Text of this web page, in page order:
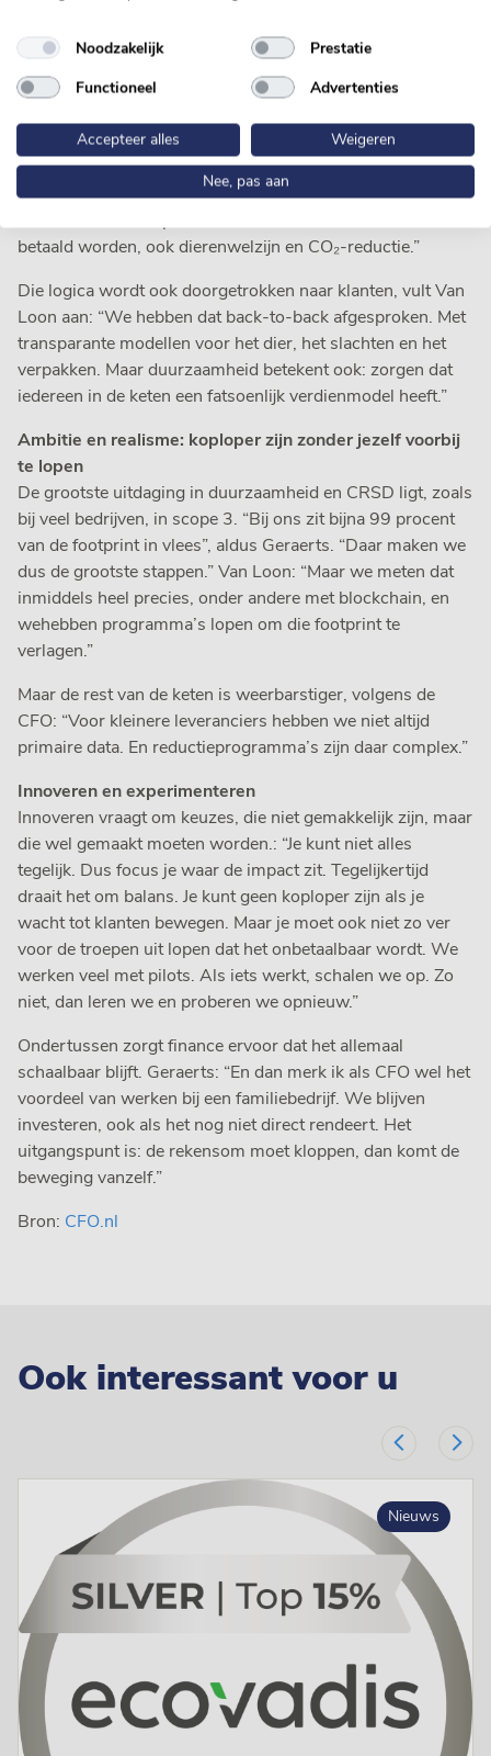
de keten, inclusief transparante prijsmodellen. En dat is
precies waar Geraerts en zijn finance team waarde
toevoegen: “Boeren kunnen kiezen voor een
marktgebaseerd en 50 procent kostprijs-plus. Zo
verdienen ze altijd iets en blijven ze toch verbonden met de
markt. Uiteindelijk komt geld maar op één plek binnen: bij
betaald worden, ook dierenwelzijn en CO₂-reductie.”
Die logica wordt ook doorgetrokken naar klanten, vult Van
Loon aan: “We hebben dat back-to-back afgesproken. Met
transparante modellen voor het dier, het slachten en het
verpakken. Maar duurzaamheid betekent ook: zorgen dat
iedereen in de keten een fatsoenlijk verdienmodel heeft.”
Ambitie en realisme: koploper zijn zonder jezelf voorbij
te lopen
De grootste uitdaging in duurzaamheid en CRSD ligt, zoals
bij veel bedrijven, in scope 3. “Bij ons zit bijna 99 procent
van de footprint in vlees”, aldus Geraerts. “Daar maken we
dus de grootste stappen.” Van Loon: “Maar we meten dat
inmiddels heel precies, onder andere met blockchain, en
wehebben programma’s lopen om die footprint te
verlagen.”
Maar de rest van de keten is weerbarstiger, volgens de
CFO: “Voor kleinere leveranciers hebben we niet altijd
primaire data. En reductieprogramma’s zijn daar complex.”
Innoveren en experimenteren
Innoveren vraagt om keuzes, die niet gemakkelijk zijn, maar
die wel gemaakt moeten worden.: “Je kunt niet alles
tegelijk. Dus focus je waar de impact zit. Tegelijkertijd
draait het om balans. Je kunt geen koploper zijn als je
wacht tot klanten bewegen. Maar je moet ook niet zo ver
voor de troepen uit lopen dat het onbetaalbaar wordt. We
werken veel met pilots. Als iets werkt, schalen we op. Zo
niet, dan leren we en proberen we opnieuw.”
Ondertussen zorgt finance ervoor dat het allemaal
schaalbaar blijft. Geraerts: “En dan merk ik als CFO wel het
voordeel van werken bij een familiebedrijf. We blijven
investeren, ook als het nog niet direct rendeert. Het
uitgangspunt is: de rekensom moet kloppen, dan komt de
beweging vanzelf.”
Bron: CFO.nl
Ook interessant voor u
Nieuws
Noodzakelijk
Prestatie
Functioneel
Advertenties
Accepteer alles
Weigeren
Nee, pas aan